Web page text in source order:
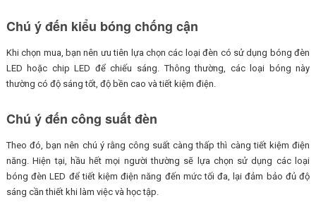
Chú ý đến kiểu bóng chống cận
Khi chọn mua, bạn nên ưu tiên lựa chọn các loại đèn có sử dụng bóng đèn
LED hoặc chip LED để chiếu sáng. Thông thường, các loại bóng này
thường có độ sáng tốt, độ bền cao và tiết kiệm điện.
Chú ý đến công suất đèn
Theo đó, bạn nên chú ý rằng công suất càng thấp thì càng tiết kiệm điện
năng. Hiện tại, hầu hết mọi người thường sẽ lựa chọn sử dụng các loại
bóng đèn LED để tiết kiệm điện năng đến mức tối đa, lại đảm bảo đủ độ
sáng cần thiết khi làm việc và học tập.